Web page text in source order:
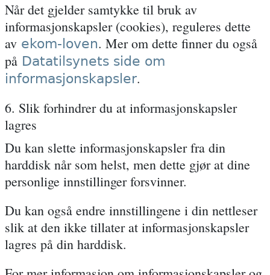
Når det gjelder samtykke til bruk av
informasjonskapsler (cookies), reguleres dette
av ekom-loven. Mer om dette finner du også
på Datatilsynets side om
informasjonskapsler.
6. Slik forhindrer du at informasjonskapsler
lagres
Du kan slette informasjonskapsler fra din
harddisk når som helst, men dette gjør at dine
personlige innstillinger forsvinner.
Du kan også endre innstillingene i din nettleser
slik at den ikke tillater at informasjonskapsler
lagres på din harddisk.